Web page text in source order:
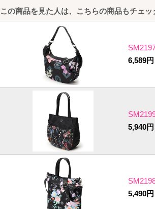
この商品を見た人は、こちらの商品もチェッ
6,589円
5,940円
5,490円